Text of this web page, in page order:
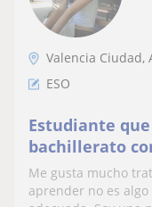
Valencia Ciudad,
ESO
Estudiante
bachillerato
Me gusta mucho
aprender no es